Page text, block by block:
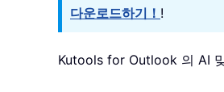
다운로드하기！ !
Kutools for Outlook 의 AI